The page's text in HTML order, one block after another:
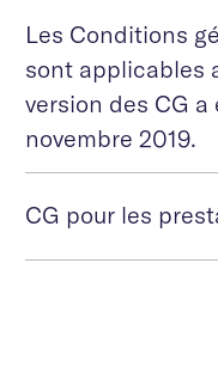
Les Conditions
sont applicables
version des CG a
novembre 2019.
CG pour les